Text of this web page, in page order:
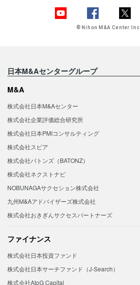
© Nihon M&A Center Inc.
日本M&Aセンターグループ
M&A
株式会社日本M&Aセンター
株式会社企業評価総合研究所
株式会社日本PMIコンサルティング
株式会社スピア
株式会社バトンズ（BATONZ）
株式会社ネクストナビ
NOBUNAGAサクセション株式会社
九州M&Aアドバイザーズ株式会社
株式会社おきぎんサクセスパートナーズ
ファイナンス
株式会社日本投資ファンド
株式会社日本サーチファンド（J-Search）
株式会社AtoG Capital